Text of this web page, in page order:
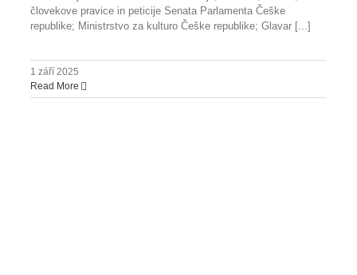
človekove pravice in peticije Senata Parlamenta Češke
republike; Ministrstvo za kulturo Češke republike; Glavar [...]
1 září 2025
Read More